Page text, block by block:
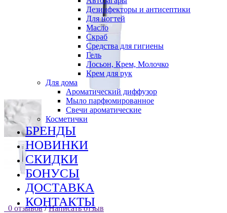
Дезинфекторы и антисептики
Для ногтей
Масло
Скраб
Средства для гигиены
Гель
Лосьон, Крем, Молочко
Крем для рук
Для дома
Ароматический диффузор
Мыло парфюмированное
Свечи ароматические
Косметички
БРЕНДЫ
НОВИНКИ
СКИДКИ
БОНУСЫ
ДОСТАВКА
КОНТАКТЫ
0 отзывов / Написать отзыв